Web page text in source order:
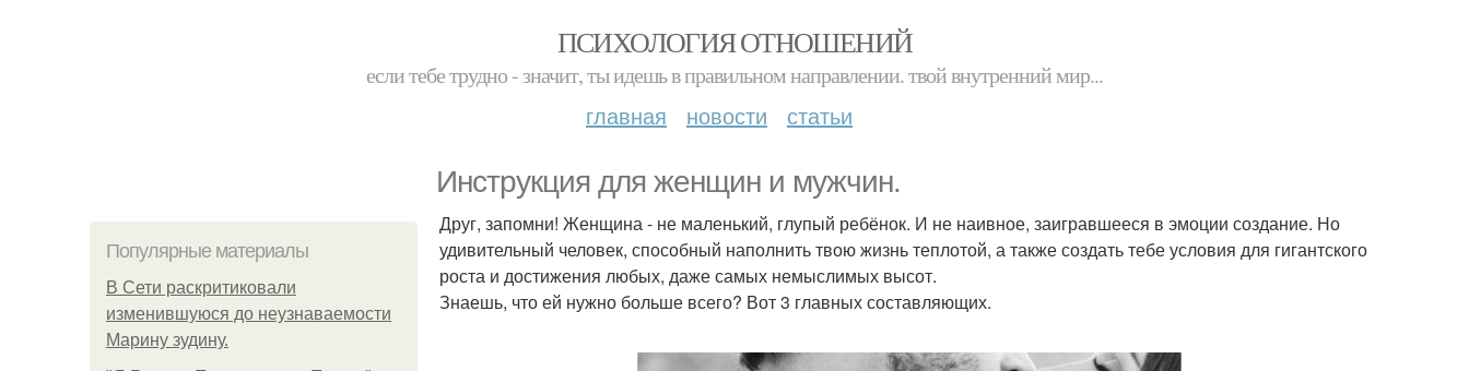
ПСИХОЛОГИЯ ОТНОШЕНИЙ
если тебе трудно - значит, ты идешь в правильном направлении. твой внутренний мир...
главная новости статьи
Инструкция для женщин и мужчин.
Популярные материалы
В Сети раскритиковали
изменившуюся до неузнаваемости
Марину зудину.
Друг, запомни! Женщина - не маленький, глупый ребёнок. И не наивное, заигравшееся в эмоции создание. Но
удивительный человек, способный наполнить твою жизнь теплотой, а также создать тебе условия для гигантского
роста и достижения любых, даже самых немыслимых высот.
Знаешь, что ей нужно больше всего? Вот 3 главных составляющих.